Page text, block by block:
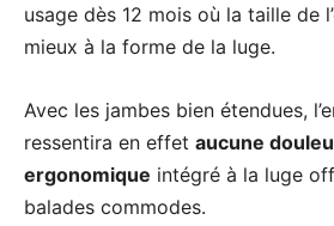
usage dès 12 mois où la taille de
mieux à la forme de la luge.
Avec les jambes bien étendues,
ressentira en effet aucune
ergonomique intégré à la luge
balades commodes.